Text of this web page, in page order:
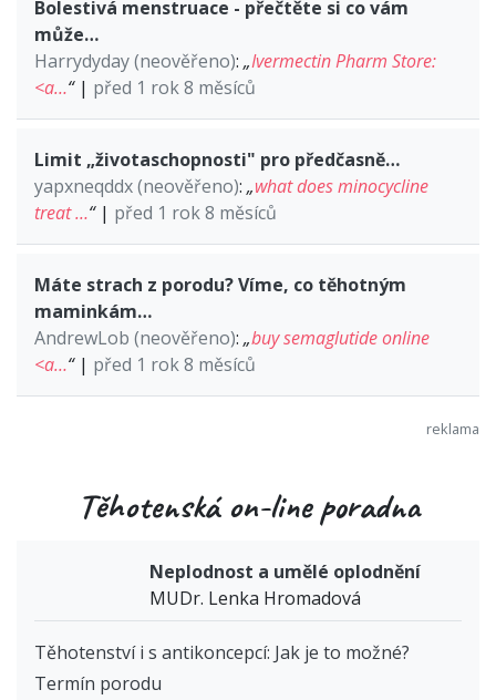
Bolestivá menstruace - přečtěte si co vám
může…
Harrydyday (neověřeno): „Ivermectin Pharm Store:
<a…“| před 1 rok 8 měsíců
Limit „životaschopnosti" pro předčasně…
yapxneqddx (neověřeno): „what does minocycline
treat …“| před 1 rok 8 měsíců
Máte strach z porodu? Víme, co těhotným
maminkám…
AndrewLob (neověřeno): „buy semaglutide online
<a…“| před 1 rok 8 měsíců
Těhotenská on-line poradna
Neplodnost a umělé oplodnění
MUDr. Lenka Hromadová
Těhotenství i s antikoncepcí: Jak je to možné?
Termín porodu